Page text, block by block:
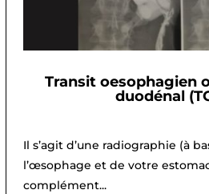
Transit oesophagien
duodénal
Il s’agit d’une radiographie (à
l’œsophage et de votre
complément...